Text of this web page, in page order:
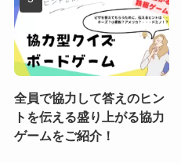
全員で協力して答えのヒン
トを伝える盛り上がる協力
ゲームをご紹介！